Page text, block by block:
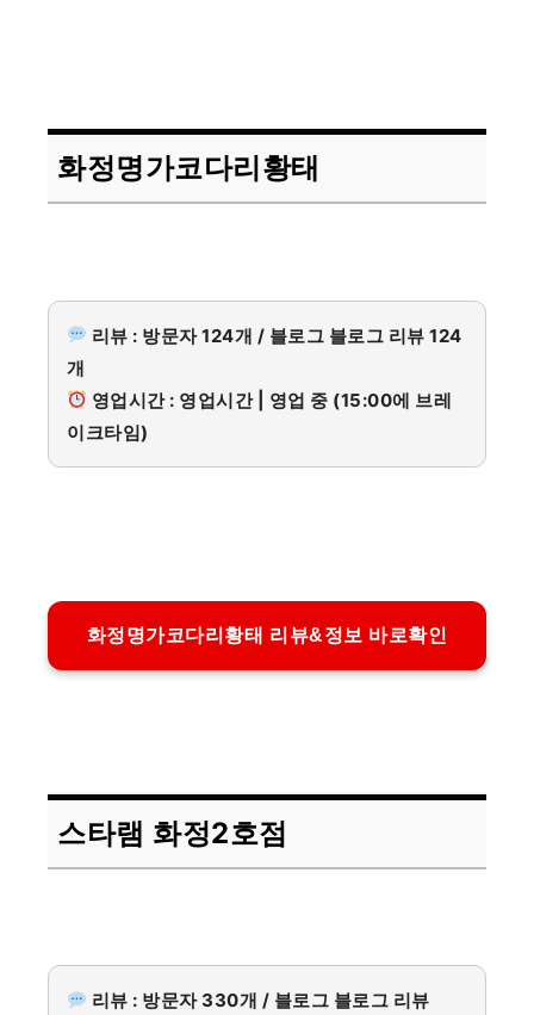
화정명가코다리황태
리뷰 : 방문자 124개 / 블로그 블로그 리뷰 124
개
영업시간 : 영업시간 | 영업 중 (15:00에 브레
이크타임)
화정명가코다리황태 리뷰&정보 바로확인
스타램 화정2호점
리뷰 : 방문자 330개 / 블로그 블로그 리뷰